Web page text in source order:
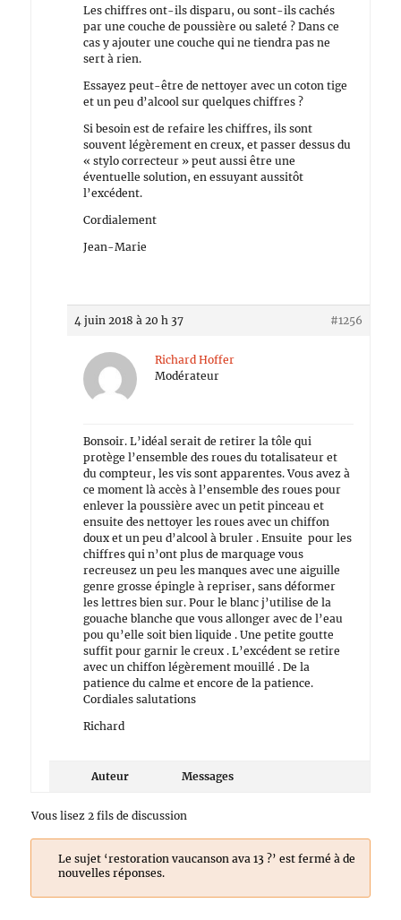
Les chiffres ont-ils disparu, ou sont-ils cachés
par une couche de poussière ou saleté ? Dans ce
cas y ajouter une couche qui ne tiendra pas ne
sert à rien.
Essayez peut-être de nettoyer avec un coton tige
et un peu d’alcool sur quelques chiffres ?
Si besoin est de refaire les chiffres, ils sont
souvent légèrement en creux, et passer dessus du
« stylo correcteur » peut aussi être une
éventuelle solution, en essuyant aussitôt
l’excédent.
Cordialement
Jean-Marie
4 juin 2018 à 20 h 37 #1256
Richard Hoffer
Modérateur
Bonsoir. L’idéal serait de retirer la tôle qui
protège l’ensemble des roues du totalisateur et
du compteur, les vis sont apparentes. Vous avez à
ce moment là accès à l’ensemble des roues pour
enlever la poussière avec un petit pinceau et
ensuite des nettoyer les roues avec un chiffon
doux et un peu d’alcool à bruler . Ensuite pour les
chiffres qui n’ont plus de marquage vous
recreusez un peu les manques avec une aiguille
genre grosse épingle à repriser, sans déformer
les lettres bien sur. Pour le blanc j’utilise de la
gouache blanche que vous allonger avec de l’eau
pou qu’elle soit bien liquide . Une petite goutte
suffit pour garnir le creux . L’excédent se retire
avec un chiffon légèrement mouillé . De la
patience du calme et encore de la patience.
Cordiales salutations
Richard
Auteur Messages
Vous lisez 2 fils de discussion
Le sujet ‘restoration vaucanson ava 13 ?’ est fermé à de
nouvelles réponses.